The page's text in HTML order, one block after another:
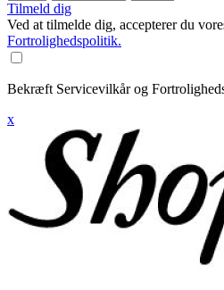
Tilmeld dig
Ved at tilmelde dig, accepterer du
Fortrolighedspolitik.
Bekræft Servicevilkår og
x